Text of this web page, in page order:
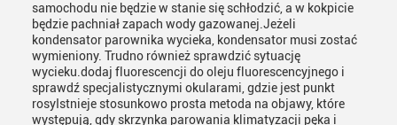
samochodu nie będzie w stanie się schłodzić, a w kokpicie
będzie pachniał zapach wody gazowanej.Jeżeli
kondensator parownika wycieka, kondensator musi zostać
wymieniony. Trudno również sprawdzić sytuację
wycieku.dodaj fluorescencji do oleju fluorescencyjnego i
sprawdź specjalistycznymi okularami, gdzie jest punkt
rosyIstnieje stosunkowo prosta metoda na objawy, które
występują, gdy skrzynka parowania klimatyzacji pęka i